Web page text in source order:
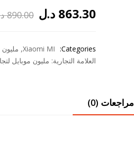
890.00
الأصلي
863.30 د.ل
الحاليCategories:
Xiaomi MI
, مليون
العلامة التجارية: مليون موبايل
مراجعات (0)